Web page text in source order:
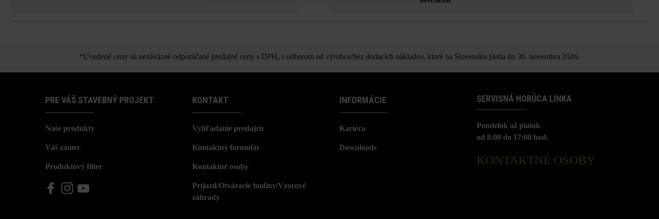
*Uvedené ceny sú nezáväzné odporúčané predajné ceny s DPH, s odberom od výrobcu/bez dodacích nákladov, ktoré na Slovensku platia do 30. novembra 2026.
PRE VÁŠ STAVEBNÝ PROJEKT
Naše produkty
Váš zámer
Produktový filter
KONTAKT
Vyhľadanie predajcu
Kontaktný formulár
Kontaktné osoby
Príjazd/Otváracie hodiny/Vzorové
záhrady
INFORMÁCIE
Kariéra
Downloads
SERVISNÁ HORÚCA LINKA
Pondelok až piatok
od 8:00 do 17:00 hod.
KONTAKTNÉ OSOBY